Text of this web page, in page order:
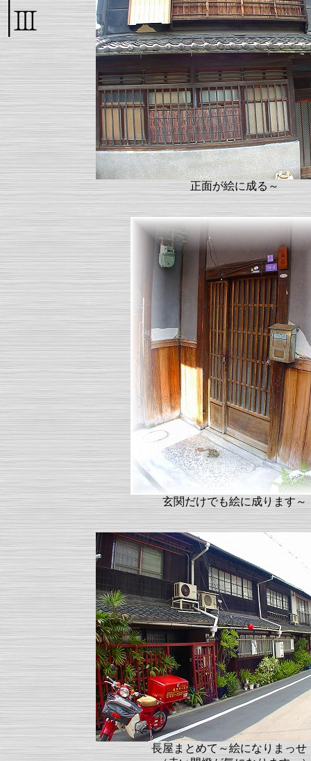
正面が絵に成る～
玄関だけでも絵に成ります～
長屋まとめて～絵になりまっせ